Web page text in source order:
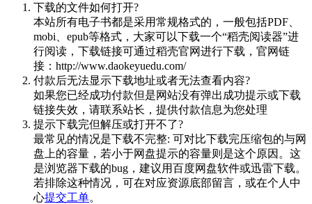
下载的文件如何打开?
本站所有电子书都是采用常规格式的，一般包括PDF、
mobi、epub等格式，大家可以下载一个“稻壳阅读器”进
行阅读，下载链接可通过稻壳官网进行下载，官网链
接：http://www.daokeyuedu.com/
付款后无法显示下载地址或者无法查看内容?
如果您已经成功付款但是网站没有弹出成功提示或下载
链接失效，请联系站长，提供付款信息为您处理
提示下载完但解压或打开不了?
最常见的情况是下载不完整: 可对比下载完压缩包的与网
盘上的容量，若小于网盘提示的容量则是这个原因。这
是浏览器下载的bug，建议用百度网盘软件或迅雷下载。
若排除这种情况，可在对应资源底部留言，或在个人中
心提交工单。